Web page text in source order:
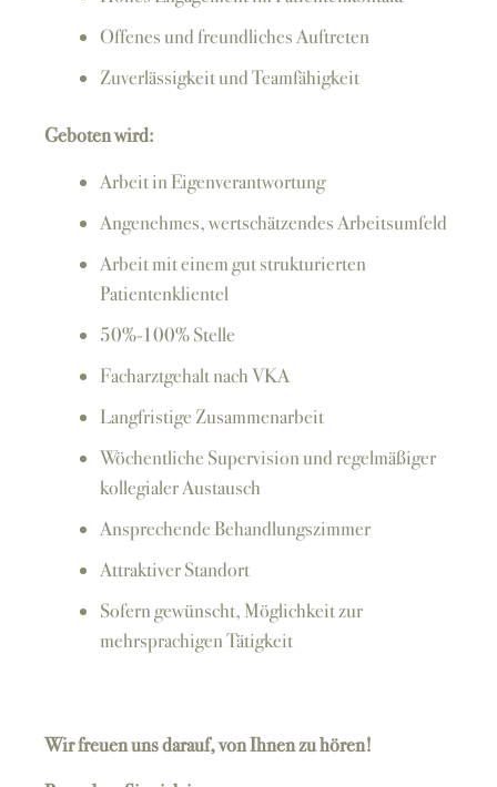
Offenes und freundliches Auftreten
Zuverlässigkeit und Teamfähigkeit
Geboten wird:
Arbeit in Eigenverantwortung
Angenehmes, wertschätzendes Arbeitsumfeld
Arbeit mit einem gut strukturierten
Patientenklientel
50%-100% Stelle
Facharztgehalt nach VKA
Langfristige Zusammenarbeit
Wöchentliche Supervision und regelmäßiger
kollegialer Austausch
Ansprechende Behandlungszimmer
Attraktiver Standort
Sofern gewünscht, Möglichkeit zur
mehrsprachigen Tätigkeit
Wir freuen uns darauf, von Ihnen zu hören!